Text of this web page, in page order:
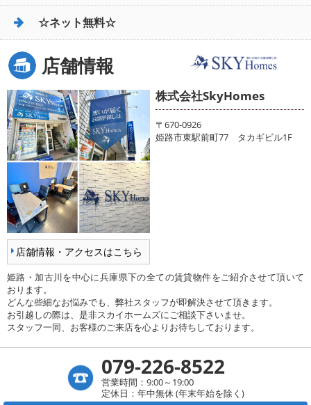
☆ネット無料☆
店舗情報
店舗情報・アクセスはこちら
株式会社SkyHomes
〒670-0926
姫路市東駅前町77 タカギビル1F
姫路・加古川を中心に兵庫県下の全ての賃貸物件をご紹介させて頂いて
おります。
どんな些細なお悩みでも、弊社スタッフが即解決させて頂きます。
お引越しの際は、是非スカイホームズにご相談下さいませ。
スタッフ一同、お客様のご来店を心よりお待ちしております。
079-226-8522
営業時間：9:00～19:00
定休日：年中無休 (年末年始を除く)